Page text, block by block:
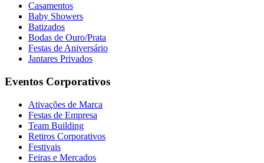
Casamentos
Baby Showers
Batizados
Bodas de Ouro/Prata
Festas de Aniversário
Jantares Privados
Eventos Corporativos
Ativações de Marca
Festas de Empresa
Team Building
Retiros Corporativos
Festivais
Feiras e Mercados